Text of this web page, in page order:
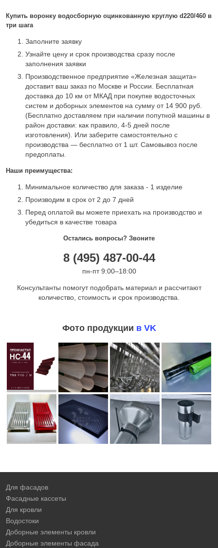
Купить воронку водосборную оцинкованную круглую d220/460 в
три шага
Заполните заявку
Узнайте цену и срок производства сразу после
заполнения заявки
Производственное предприятие «Железная защита»
доставит ваш заказ по Москве и России. Бесплатная
доставка до 10 км от МКАД при покупке водосточных
систем и доборных элементов на сумму от 14 900 руб.
(Бесплатно доставляем при наличии попутной машины в
район доставки: как правило, 4-5 дней после
изготовления). Или заберите самостоятельно с
производства — бесплатно от 1 шт. Самовывоз после
предоплаты.
Наши преимущества:
Минимальное количество для заказа - 1 изделие
Производим в срок от 2 до 7 дней
Перед оплатой вы можете приехать на производство и
убедиться в качестве товара
Остались вопросы? Звоните
8 (495) 487-00-44
пн-пт 9:00–18:00
Консультанты помогут подобрать материал и рассчитают
количество, стоимость и срок производства.
Фото продукции в VK
Для фасадов
Фасадные кассеты
Для кровли
Водостоки
Доборные элементы кровли
Доборные элементы фасада